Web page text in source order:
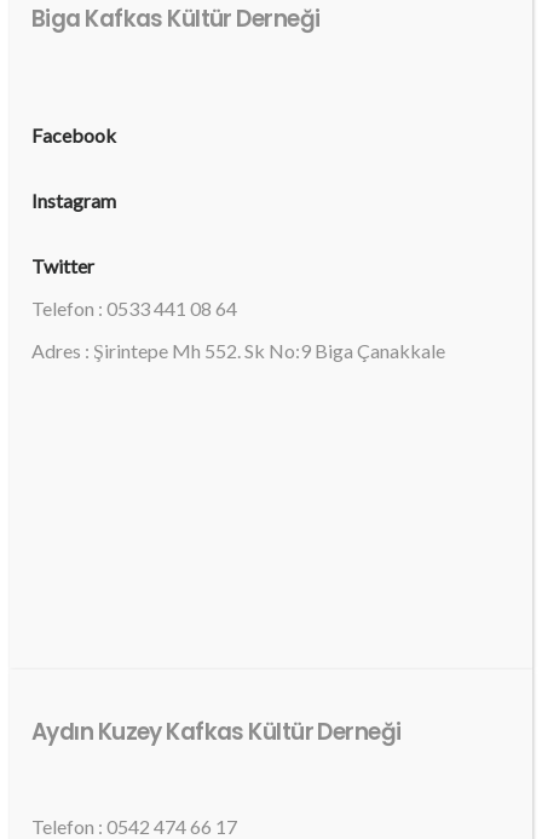
Biga Kafkas Kültür Derneği
Facebook
Instagram
Twitter
Telefon : 0533 441 08 64
Adres : Şirintepe Mh 552. Sk No:9 Biga Çanakkale
Aydın Kuzey Kafkas Kültür Derneği
Telefon : 0542 474 66 17